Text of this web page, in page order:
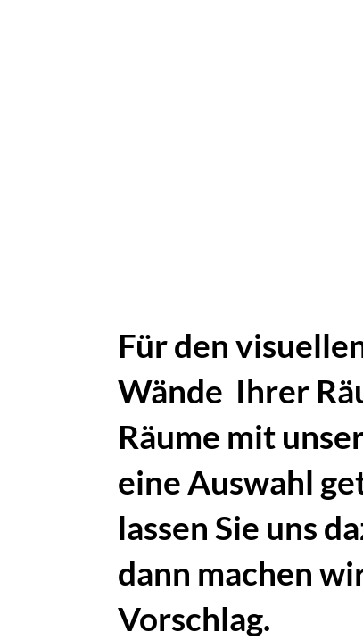
Für den
Wände Ihrer
Räume mit
eine Auswahl
lassen Sie uns
dann machen
Vorschlag.